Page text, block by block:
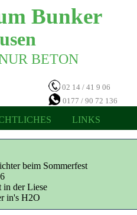
Bunker
BETON
02 14 / 41 9 06
0177 / 90 72 136
LINKS
beim Sommerfest
in der Liese
in's H2O